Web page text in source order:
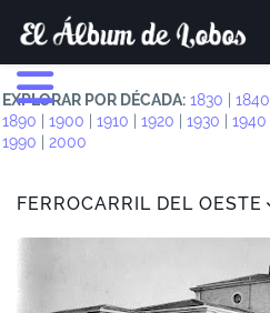
EXPLORAR POR DÉCADA: 1830 1840
1890
1900 1910 1920 1930 1940
1990
2000
FERROCARRIL DEL OESTE